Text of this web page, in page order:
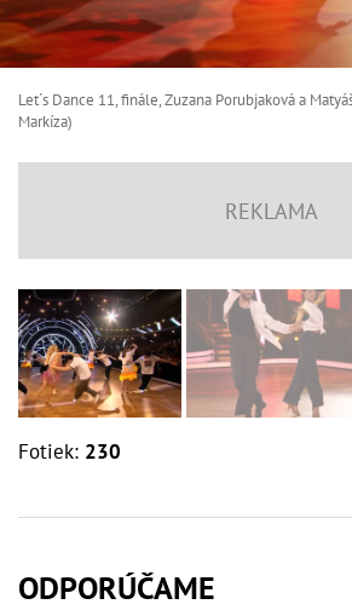
Let´s Dance 11, finále, Zuzana Porubjaková a
Markíza)
Fotiek: 230
ODPORÚČAME